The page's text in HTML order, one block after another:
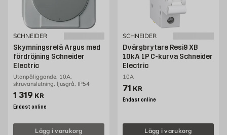
SCHNEIDER
Skymningsrelä Argus med
fördröjning Schneider
Electric
Utanpåliggande, 10A,
skruvanslutning, ljusgrå, IP54
Pris 1319 kr
1 319 KR
Endast online
Lägg i varukorg
SCHNEIDER
Dvärgbrytare Resi9 XB
10kA 1P C-kurva Schneider
Electric
10A
Pris 71 kr
71 KR
Endast online
Lägg i varukorg